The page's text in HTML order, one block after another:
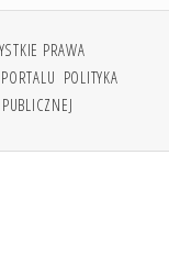
PRAWA
POLITYKA